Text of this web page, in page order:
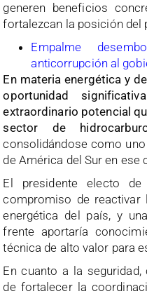
generen beneficios
fortalezcan la posición del
Empalme
anticorrupción al
En materia energética y
oportunidad
extraordinario potencial
sector de
consolidándose como
de América del Sur en ese
El presidente electo
compromiso de reactivar
energética del país, y
frente aportaría
técnica de alto valor para
En cuanto a la
de fortalecer la